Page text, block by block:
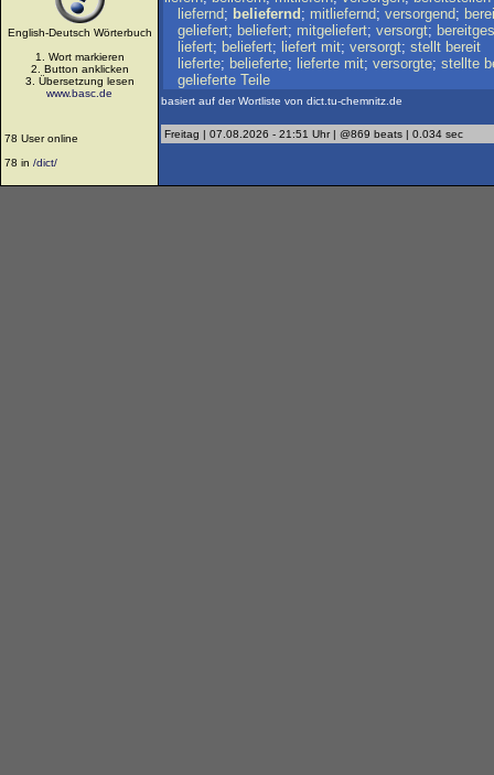
English-Deutsch Wörterbuch
1. Wort markieren
2. Button anklicken
3. Übersetzung lesen
www.basc.de
78 User online
78 in /dict/
liefernd; beliefernd ; mitliefernd; versorgend;
geliefert; beliefert; mitgeliefert; versorgt;
liefert; beliefert; liefert mit; versorgt; stellt bereit
lieferte; belieferte; lieferte mit; versorgte; stellte
gelieferte Teile
basiert auf der Wortliste von dict.tu-chemnitz.de
Freitag | 07.08.2026 - 21:51 Uhr | @869 beats | 0.034 sec